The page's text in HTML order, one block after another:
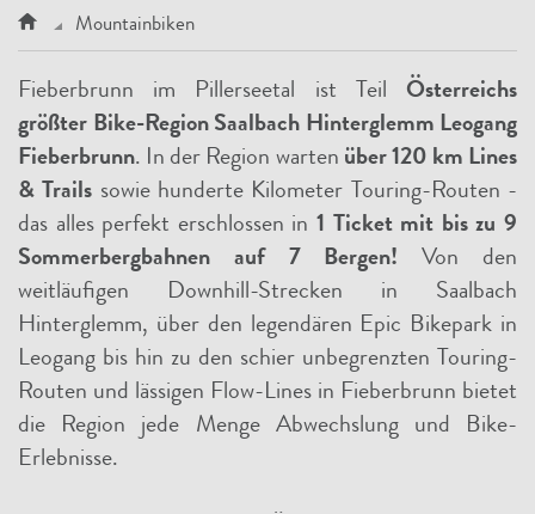
Mountainbiken
Fieberbrunn im Pillerseetal ist Teil Österreichs
größter Bike-Region Saalbach Hinterglemm Leogang
Fieberbrunn. In der Region warten über 120 km Lines
& Trails sowie hunderte Kilometer Touring-Routen -
das alles perfekt erschlossen in 1 Ticket mit bis zu 9
Sommerbergbahnen auf 7 Bergen! Von den
weitläufigen Downhill-Strecken in Saalbach
Hinterglemm, über den legendären Epic Bikepark in
Leogang bis hin zu den schier unbegrenzten Touring-
Routen und lässigen Flow-Lines in Fieberbrunn bietet
die Region jede Menge Abwechslung und Bike-
Erlebnisse.